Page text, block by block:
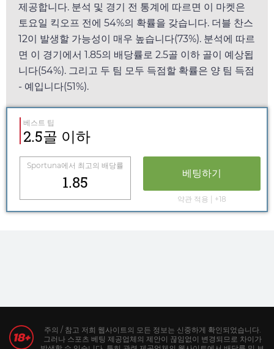
제공합니다. 분석 및 경기 전 통계에 따르면 이 마켓은
토요일 킥오프 전에 54%의 확률을 갖습니다. 더블 찬스
12이 발생할 가능성이 매우 높습니다(73%). 분석에 따르
면 이 경기에서 1.85의 배당률로 2.5골 이하 골이 예상됩
니다(54%). 그리고 두 팀 모두 득점할 확률은 양 팀 득점
- 예입니다(51%).
베스트 팁
2.5골 이하
Sportuna에서 최고의 배당률
1.85 베팅하기
약관 적용 | +18
주의 / 참고 저희 웹사이트의 모든 정보는 신중하게 확인되었습니다.
그러나 스포츠 베팅 제공업체의 제안이 끊임없이 변경되므로 차이가